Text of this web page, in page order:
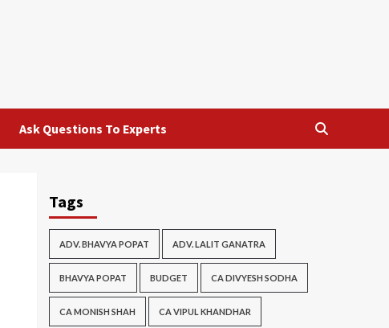
Ask Questions To Experts
Tags
ADV. BHAVYA POPAT ADV. LALIT GANATRA
BHAVYA POPAT BUDGET CA DIVYESH SODHA
CA MONISH SHAH CA VIPUL KHANDHAR